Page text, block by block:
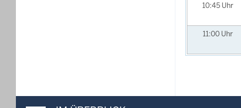
10:45 Uhr
11:00 Uhr